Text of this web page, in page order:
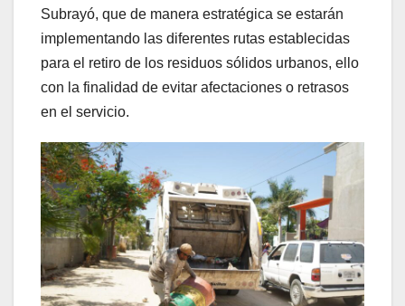
Subrayó, que de manera estratégica se estarán
implementando las diferentes rutas establecidas
para el retiro de los residuos sólidos urbanos, ello
con la finalidad de evitar afectaciones o retrasos
en el servicio.